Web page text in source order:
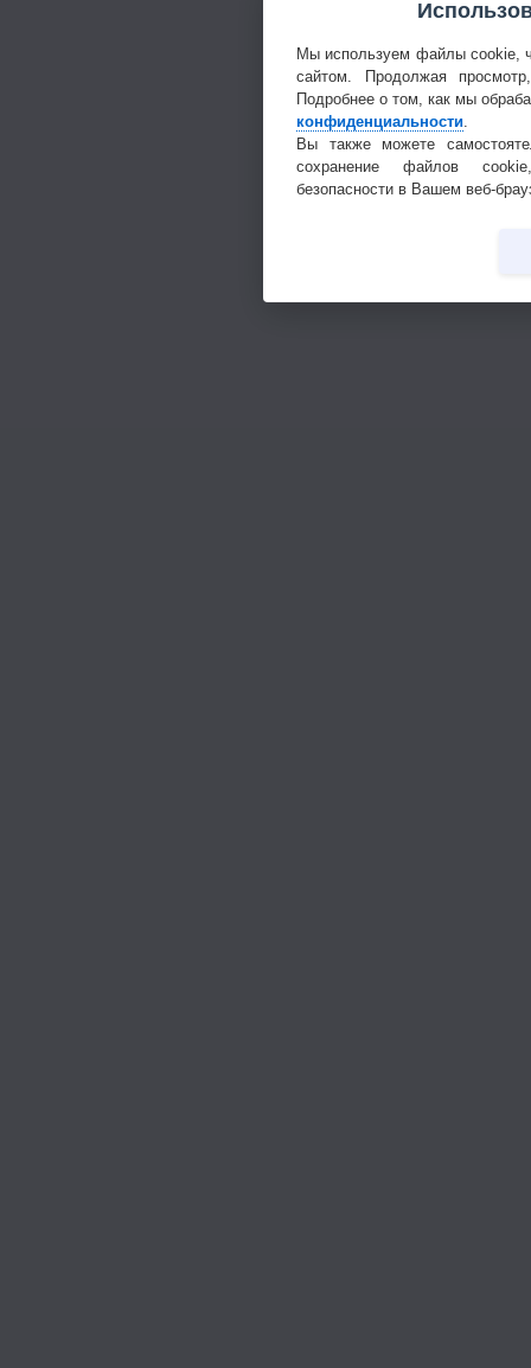
Мы используем файлы cookie,
сайтом. Продолжая
Подробнее о том, как мы
конфиденциальности.
Вы также можете
сохранение файлов
безопасности в Вашем веб-